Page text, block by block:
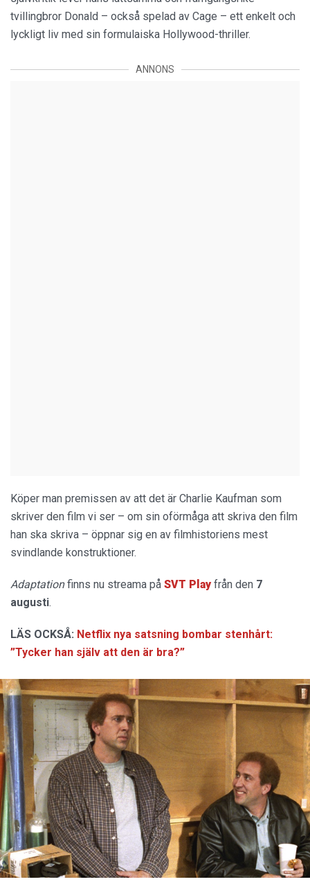
tvillingbror Donald – också spelad av Cage – ett enkelt och
lyckligt liv med sin formulaiska Hollywood-thriller.
ANNONS
Köper man premissen av att det är Charlie Kaufman som
skriver den film vi ser – om sin oförmåga att skriva den film
han ska skriva – öppnar sig en av filmhistoriens mest
svindlande konstruktioner.
Adaptationfinns nu streama på SVT Playfrån den 7
augusti.
LÄS OCKSÅ: Netflix nya satsning bombar stenhårt:
”Tycker han själv att den är bra?”